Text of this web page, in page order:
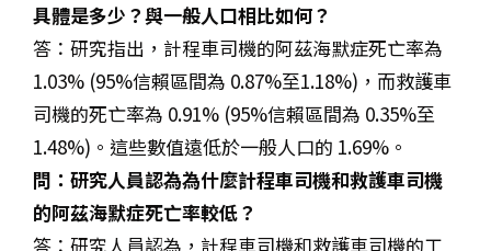
具體是多少？與一般人口相比如何？
答：研究指出，計程車司機的阿茲海默症死亡率為
1.03% (95%信賴區間為 0.87%至1.18%) ，而救護車
司機的死亡率為 0.91% (95%信賴區間為 0.35%至
1.48%) 。這些數值遠低於一般人口的 1.69% 。
問：研究人員認為為什麼計程車司機和救護車司機
的阿茲海默症死亡率較低？
答：研究人員認為， 計程車司機和救護車司機的工